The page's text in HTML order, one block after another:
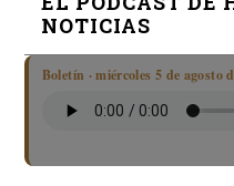
NOTICIAS
Boletín · miércoles 5 de agosto